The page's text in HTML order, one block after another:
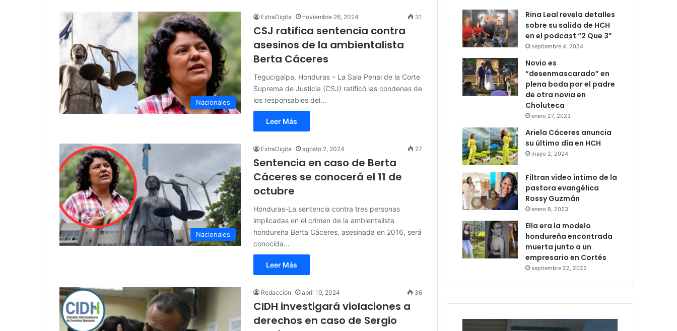
Nacionales
ExtraDigita noviembre 26, 2024 31
CSJ ratifica sentencia contra
asesinos de la ambientalista
Berta Cáceres
Tegucigalpa, Honduras – La Sala Penal de la Corte
Suprema de Justicia (CSJ) ratificó las condenas de
los responsables del…
Leer Más
Nacionales
ExtraDigita agosto 2, 2024 27
Sentencia en caso de Berta
Cáceres se conocerá el 11 de
octubre
Honduras-La sentencia contra tres personas
implicadas en el crimen de la ambientalista
hondureña Berta Cáceres, asesinada en 2016, será
conocida…
Leer Más
Redacción abril 19, 2024 36
CIDH investigará violaciones a
derechos en caso de Sergio
Rina Leal revela detalles
sobre su salida de HCH
en el podcast “2 Que 3”
septiembre 4, 2024
Novio es
“desenmascarado” en
plena boda por el padre
de otra novia en
Choluteca
enero 27, 2023
Ariela Cáceres anuncia
su último día en HCH
mayo 2, 2024
Filtran vídeo íntimo de la
pastora evangélica
Rossy Guzmán
enero 8, 2023
Ella era la modelo
hondureña encontrada
muerta junto a un
empresario en Cortés
septiembre 22, 2022